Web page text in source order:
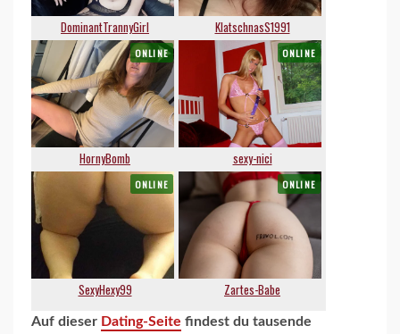
Auf dieser Dating-Seite findest du tausende